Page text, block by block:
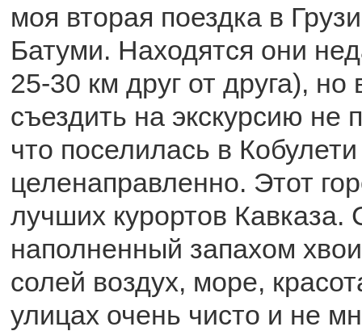
моя вторая поездка в
Батуми. Находятся они
25-30 км друг от друга),
съездить на экскурсию не
что поселилась в
целенаправленно. Этот
лучших курортов Кавказа.
наполненный запахом
солей воздух, море,
улицах очень чисто и не